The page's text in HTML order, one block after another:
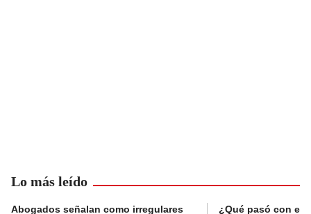
Lo más leído
Abogados señalan como irregulares
¿Qué pasó con el